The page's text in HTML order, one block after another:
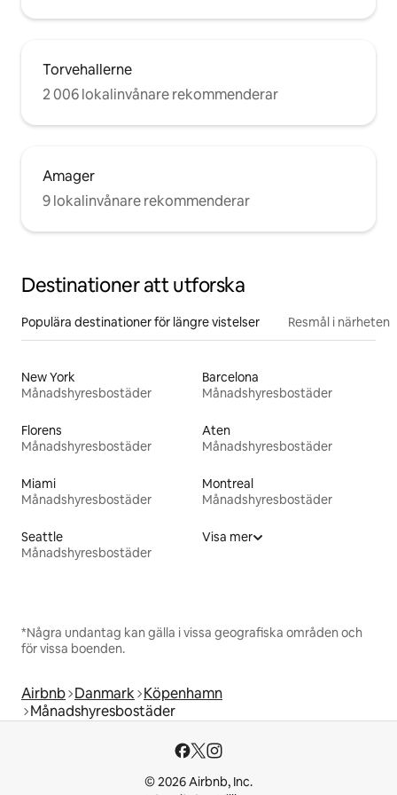
Torvehallerne
2 006 lokalinvånare rekommenderar
Amager
9 lokalinvånare rekommenderar
Destinationer att utforska
Populära destinationer för längre vistelser Resmål i närheten
New York
Månadshyresbostäder
Barcelona
Månadshyresbostäder
Florens
Månadshyresbostäder
Aten
Månadshyresbostäder
Miami
Månadshyresbostäder
Montreal
Månadshyresbostäder
Seattle
Månadshyresbostäder
Visa mer
*Några undantag kan gälla i vissa geografiska områden och
för vissa boenden.
Airbnb Danmark Köpenhamn
Månadshyresbostäder
© 2026 Airbnb, Inc.